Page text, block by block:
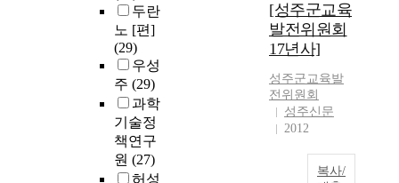
두란
노 [편]
(29)
우성
주 (29)
과학
기술정
책연구
원 (27)
허성
[성주군교육
발전위원회
17년사]
성주군교육발
전위원회
성주신문
2012
복사/